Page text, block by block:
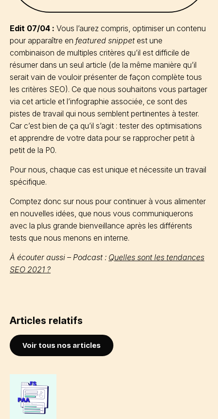
Edit 07/04 : Vous l’aurez compris, optimiser un contenu
pour apparaître en featured snippet est une
combinaison de multiples critères qu’il est difficile de
résumer dans un seul article (de la même manière qu’il
serait vain de vouloir présenter de façon complète tous
les critères SEO). Ce que nous souhaitons vous partager
via cet article et l’infographie associée, ce sont des
pistes de travail qui nous semblent pertinentes à tester.
Car c’est bien de ça qu’il s’agit : tester des optimisations
et apprendre de votre data pour se rapprocher petit à
petit de la P0.
Pour nous, chaque cas est unique et nécessite un travail
spécifique.
Comptez donc sur nous pour continuer à vous alimenter
en nouvelles idées, que nous vous communiquerons
avec la plus grande bienveillance après les différents
tests que nous menons en interne.
À écouter aussi – Podcast : Quelles sont les tendances
SEO 2021 ?
Articles relatifs
Voir tous nos articles